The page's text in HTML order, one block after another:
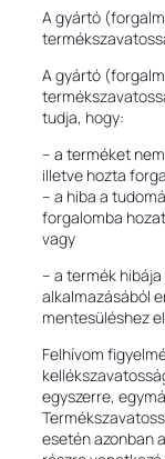
A gyártó
A gyártó
tudja, hogy:
– a terméket
illetve hozta
– a hiba a
forgalomba
vagy
– a termék
alkalmazásából
mentesüléshez
Felhívom
egyszerre,
esetén azonban